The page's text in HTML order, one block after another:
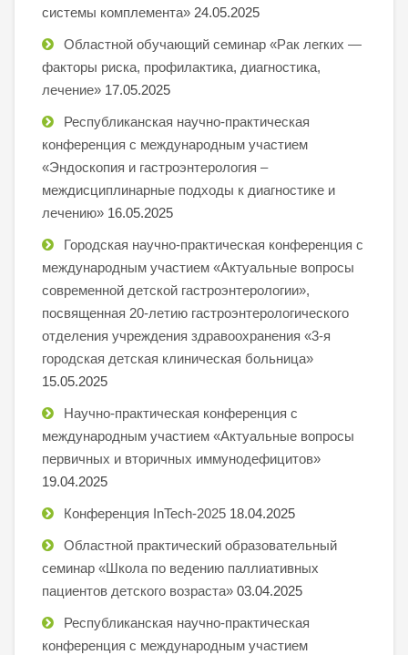
системы комплемента» 24.05.2025
Областной обучающий семинар «Рак легких —
факторы риска, профилактика, диагностика,
лечение» 17.05.2025
Республиканская научно-практическая
конференция с международным участием
«Эндоскопия и гастроэнтерология –
междисциплинарные подходы к диагностике и
лечению» 16.05.2025
Городская научно-практическая конференция с
международным участием «Актуальные вопросы
современной детской гастроэнтерологии»,
посвященная 20-летию гастроэнтерологического
отделения учреждения здравоохранения «3-я
городская детская клиническая больница»
15.05.2025
Научно-практическая конференция с
международным участием «Актуальные вопросы
первичных и вторичных иммунодефицитов»
19.04.2025
Конференция InTech-2025 18.04.2025
Областной практический образовательный
семинар «Школа по ведению паллиативных
пациентов детского возраста» 03.04.2025
Республиканская научно-практическая
конференция с международным участием